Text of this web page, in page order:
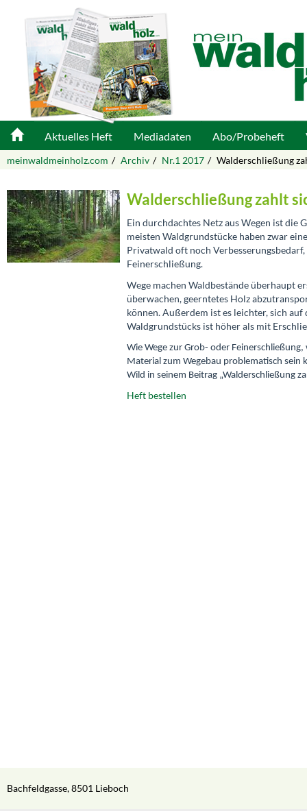
Aktuelles Heft Mediadaten Abo/Probeheft
meinwaldmeinholz.com Archiv Nr.1 2017 Walderschließung
Walderschließung zahlt
Ein durchdachtes Netz aus Wegen ist die
meisten Waldgrundstücke haben zwar
Privatwald oft noch
Feinerschließung.
Wege machen Waldbestände überhaupt
überwachen, geerntetes Holz
können. Außerdem ist es leichter, sich
Waldgrundstücks ist höher als mit
Wie Wege zur Grob- oder
Material zum Wegebau problematisch
Wild in seinem Beitrag „Walderschließung
Heft bestellen
Bachfeldgasse, 8501 Lieboch